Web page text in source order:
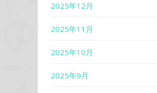
2025年12月
2025年11月
2025年10月
2025年9月